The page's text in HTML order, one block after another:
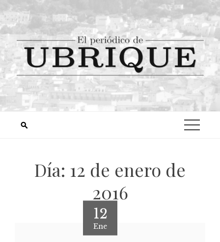
Día: 12 de enero de
2016
12
Ene